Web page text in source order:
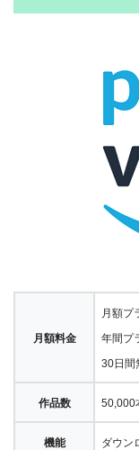
月額料金
月額プ
年間プ
30日間
作品数 50,000
機能 ダウン